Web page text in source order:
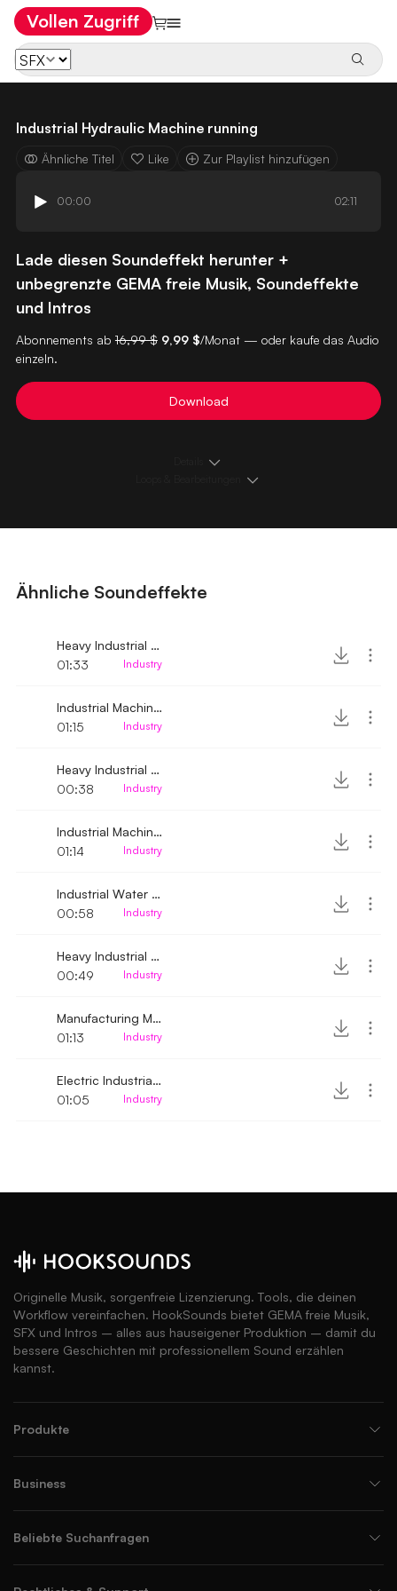
Vollen Zugriff
Industrial Hydraulic Machine running
Ähnliche Titel Like Zur Playlist hinzufügen
00:00 02:11
Lade diesen Soundeffekt herunter +
unbegrenzte GEMA freie Musik, Soundeffekte
und Intros
Abonnements ab 16,99 $ 9,99 $/Monat — oder kaufe das Audio
einzeln.
Download
Ähnliche Soundeffekte
Heavy Industrial Machine noise
01:33
Industry
Industrial Machine Engine running 2
01:15
Industry
Heavy Industrial Motor Machine Noise
00:38
Industry
Industrial Machine Engine running
01:14
Industry
Industrial Water Pump machine running
00:58
Industry
Heavy Industrial Machine turned on
00:49
Industry
Manufacturing Machine running up-close
01:13
Industry
Electric Industrial Heater turned on and off
01:05
Industry
Originelle Musik, sorgenfreie Lizenzierung. Tools, die deinen
Workflow vereinfachen. HookSounds bietet GEMA freie Musik,
SFX und Intros – alles aus hauseigener Produktion – damit du
bessere Geschichten mit professionellem Sound erzählen
kannst.
Produkte
Business
Beliebte Suchanfragen